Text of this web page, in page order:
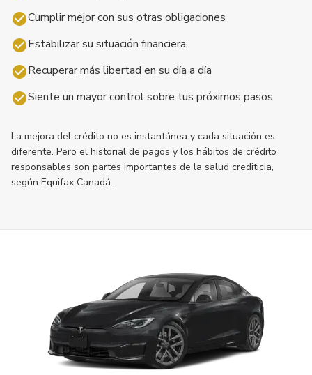
Cumplir mejor con sus otras obligaciones
Estabilizar su situación financiera
Recuperar más libertad en su día a día
Siente un mayor control sobre tus próximos pasos
La mejora del crédito no es instantánea y cada situación es
diferente. Pero el historial de pagos y los hábitos de crédito
responsables son partes importantes de la salud crediticia,
según Equifax Canadá.